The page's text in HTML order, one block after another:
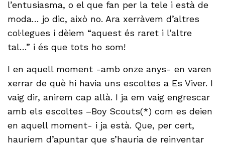
l’entusiasma, o el que fan per la tele i està de
moda… jo dic, això no. Ara xerràvem d’altres
col·legues i dèiem “aquest és raret i l’altre
tal…” i és que tots ho som!
I en aquell moment -amb onze anys- en varen
xerrar de què hi havia uns escoltes a Es Viver. I
vaig dir, anirem cap allà. I ja em vaig engrescar
amb els escoltes –Boy Scouts(*) com es deien
en aquell moment- i ja està. Que, per cert,
hauríem d’apuntar que s’hauria de reinventar